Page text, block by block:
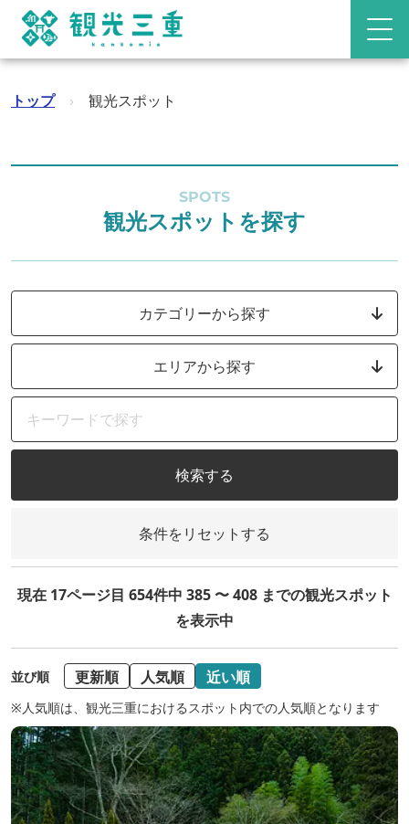
トップ › 観光スポット
SPOTS
観光スポットを探す
カテゴリーから探す
エリアから探す
検索する
条件をリセットする
現在 17ページ目 654件中 385 〜 408 までの観光スポット
を表示中
並び順 更新順 人気順 近い順
※人気順は、観光三重におけるスポット内での人気順となります